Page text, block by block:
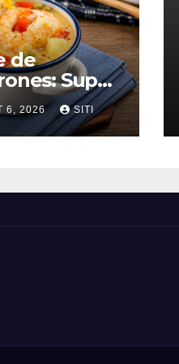
de
Sup
Khas Peru
Lezat
6, 2026 SITI